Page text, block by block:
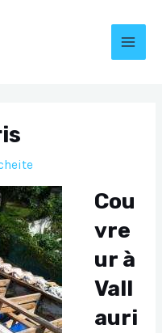
Cou
vre
ur à
Vall
auri